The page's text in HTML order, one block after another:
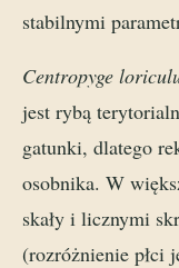
stabilnymi
Centropyge
jest rybą
gatunki, dlatego
osobnika. W
skały i licznymi
(rozróżnienie płci